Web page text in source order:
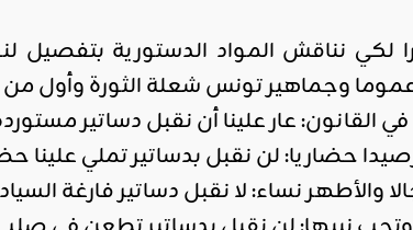
لكي نناقش المواد الدستورية
عموما وجماهير تونس شعلة الثورة وأول
القانون: عار علينا أن نقبل دساتير
حضاريا: لن نقبل بدساتير تملي
والأطهر نساء: لا نقبل دساتير فارغة